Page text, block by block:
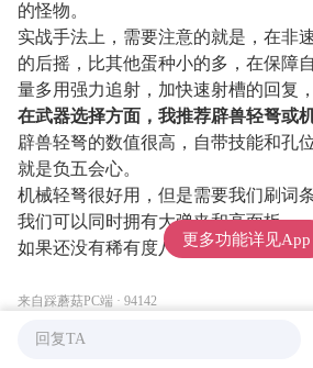
的怪物。
实战手法上，需要注意的就是，在非
的后摇，比其他蛋种小的多，在保障
量多用强力追射，加快速射槽的回复
在武器选择方面，我推荐辟兽轻弩或
辟兽轻弩的数值很高，自带技能和孔
就是负五会心。
机械轻弩很好用，但是需要我们刷词
我们可以同时拥有大弹夹和高面板。
如果还没有稀有度八的机械零件，先
来自踩蘑菇PC端 · 94142
怪物猎人荒野：移野丁真
回复TA
更多功能详见App